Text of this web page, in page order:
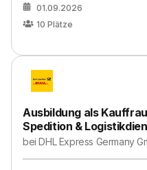
01.09.2026
10 Plätze
Ausbildung als
Spedition &
beiDHL Express Germany